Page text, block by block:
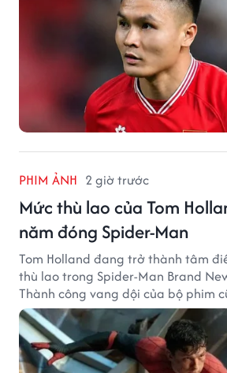
PHIM ẢNH 2 giờ trước
Mức thù lao của Tom
năm đóng Spider-Man
Tom Holland đang trở thành tâm
thù lao trong Spider-Man Brand
Thành công vang dội của bộ phim
trình thăng hạng đáng chú ý của
một thập kỷ gắn bó với vai Người